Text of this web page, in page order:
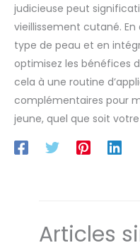
judicieuse peut
vieillissement cutané.
type de peau et en
optimisez les bénéfices
cela à une routine
complémentaires pour
jeune, quel que soit
Articles